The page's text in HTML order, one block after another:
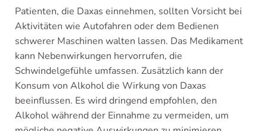
Patienten, die Daxas einnehmen, sollten Vorsicht bei
Aktivitäten wie Autofahren oder dem Bedienen
schwerer Maschinen walten lassen. Das Medikament
kann Nebenwirkungen hervorrufen, die
Schwindelgefühle umfassen. Zusätzlich kann der
Konsum von Alkohol die Wirkung von Daxas
beeinflussen. Es wird dringend empfohlen, den
Alkohol während der Einnahme zu vermeiden, um